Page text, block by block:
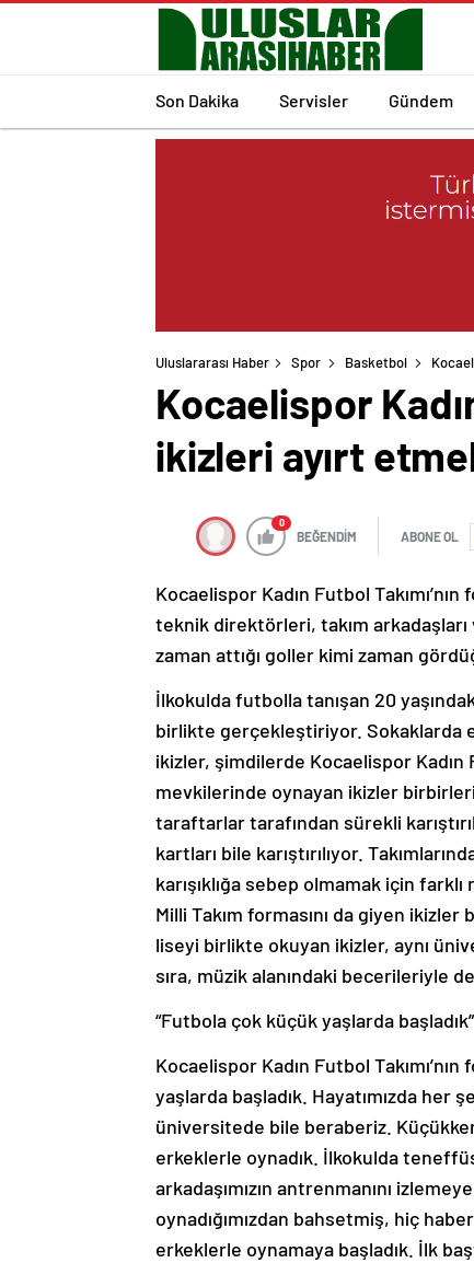
Son Dakika Servisler Gündem
Uluslararası Haber Spor Basketbol
Kocaelispor
ikizleri ayırt
0
BEĞENDİM ABONE OL
Kocaelispor Kadın Futbol
teknik direktörleri, takım arkadaşları
zaman attığı goller kimi zaman
İlkokulda futbolla tanışan 20
birlikte gerçekleştiriyor. Sokaklarda
ikizler, şimdilerde Kocaelispor Kadın
mevkilerinde oynayan ikizler
taraftarlar tarafından sürekli
kartları bile karıştırılıyor.
karışıklığa sebep olmamak için
Milli Takım formasını da giyen
liseyi birlikte okuyan ikizler, aynı
sıra, müzik alanındaki becerileriyle
“Futbola çok küçük yaşlarda başladık”
Kocaelispor Kadın Futbol
yaşlarda başladık. Hayatımızda
üniversitede bile beraberiz.
erkeklerle oynadık. İlkokulda
arkadaşımızın antrenmanını
oynadığımızdan bahsetmiş, hiç
erkeklerle oynamaya başladık. İlk